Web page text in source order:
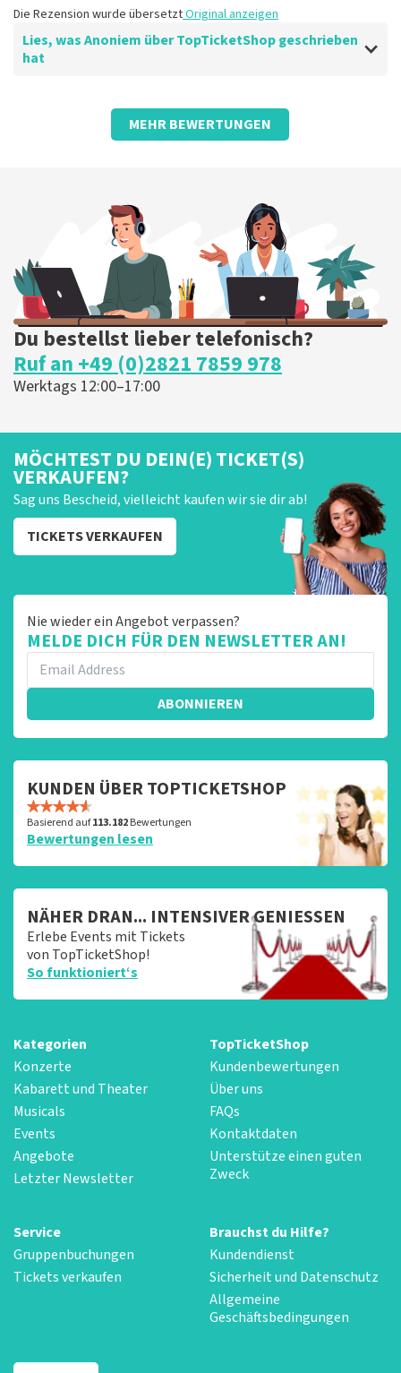
Die Rezension wurde übersetztOriginal anzeigen
Lies, was Anoniem über TopTicketShop geschrieben
hat
Bewertung von Anoniem überTopTicketShop
Gut organisiert
MEHR BEWERTUNGEN
Du bestellst lieber telefonisch?
Ruf an +49 (0)2821 7859 978
Werktags 12:00–17:00
MÖCHTEST DU DEIN(E) TICKET(S)
VERKAUFEN?
Sag uns Bescheid, vielleicht kaufen wir sie dir ab!
TICKETS VERKAUFEN
Nie wieder ein Angebot verpassen?
MELDE DICH FÜR DEN NEWSLETTER AN!
ABONNIEREN
KUNDEN ÜBER TOPTICKETSHOP
Basierend auf113.182Bewertungen
Bewertungen lesen
NÄHER DRAN... INTENSIVER GENIESSEN
Erlebe Events mit Tickets
von TopTicketShop!
So funktioniert‘s
Kategorien
Konzerte
Kabarett und Theater
Musicals
Events
Angebote
Letzter Newsletter
TopTicketShop
Kundenbewertungen
Über uns
FAQs
Kontaktdaten
Unterstütze einen guten
Zweck
Service
Gruppenbuchungen
Tickets verkaufen
Brauchst du Hilfe?
Kundendienst
Sicherheit und Datenschutz
Allgemeine
Geschäftsbedingungen